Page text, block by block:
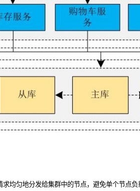
均匀地分发给集群中的节点，避免单个节点负